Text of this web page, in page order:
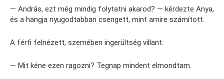
— András, ezt még mindig folytatni akarod? — kérdezte Anya,
és a hangja nyugodtabban csengett, mint amire számított.
A férfi felnézett, szemében ingerültség villant.
— Mit kéne ezen ragozni? Tegnap mindent elmondtam.